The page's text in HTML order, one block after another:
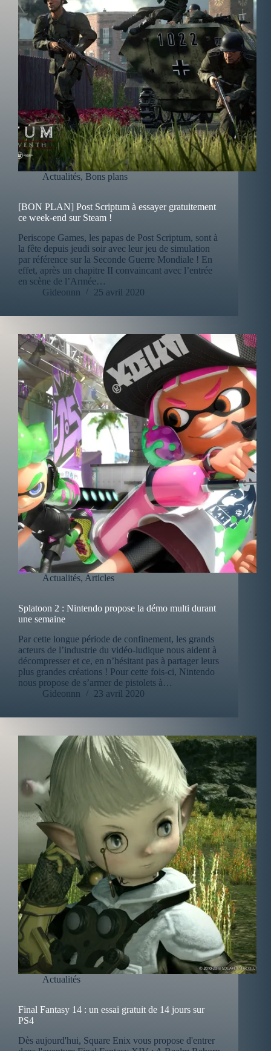
Actualités, Bons plans
[BON PLAN] Post Scriptum à essayer gratuitement
ce week-end sur Steam !
Periscope Games, les papas de Post Scriptum, sont à
la fête depuis jeudi soir avec leur jeu de simulation
par référence sur la Seconde Guerre Mondiale ! En
effet, après un chapitre II convaincant avec l’entrée
en scène de l’Armée…
Gideonnn
25 avril 2020
Actualités, Articles
Splatoon 2 : Nintendo propose la démo multi durant
une semaine
Par cette longue période de confinement, les grands
acteurs de l’industrie du vidéo-ludique nous aident à
décompresser et ce, en n’hésitant pas à partager leurs
plus grandes créations ! Pour cette fois-ci, Nintendo
nous propose de s’armer de pistolets à…
Gideonnn
23 avril 2020
Actualités
Final Fantasy 14 : un essai gratuit de 14 jours sur
PS4
Dès aujourd'hui, Square Enix vous propose d'entrer